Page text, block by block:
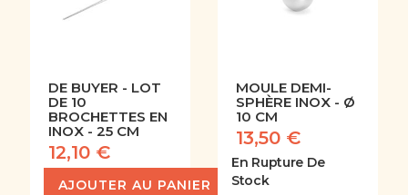
DE BUYER - LOT
DE 10
BROCHETTES EN
INOX - 25 CM
12,10 €
AJOUTER AU PANIER
MOULE DEMI-
SPHÈRE INOX - Ø
10 CM
13,50 €
En Rupture De
Stock